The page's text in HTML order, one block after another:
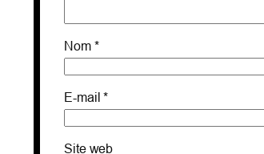
Nom *
E-mail*
Site web